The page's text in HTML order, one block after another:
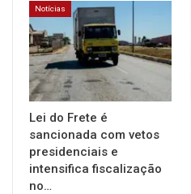
Notícias
Lei do Frete é
sancionada com vetos
presidenciais e
intensifica fiscalização
no…